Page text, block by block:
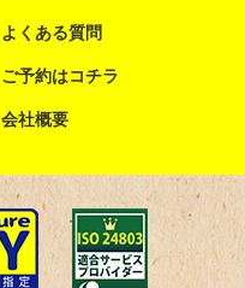
よくある質問
ご予約はコチラ
会社概要